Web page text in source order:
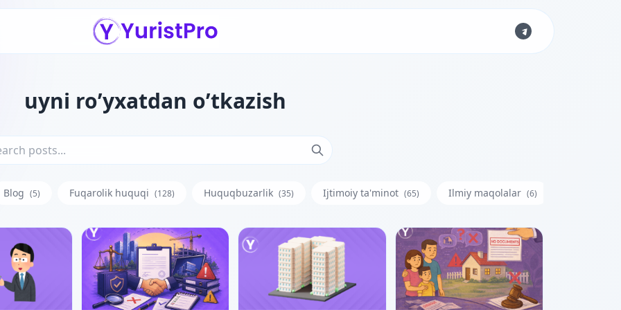
uyni ro’yxatdan o’tkazish
Blog (5) Fuqarolik huquqi (128) Huquqbuzarlik (35) Ijtimoiy ta'minot (65) Ilmiy maqolalar (6)